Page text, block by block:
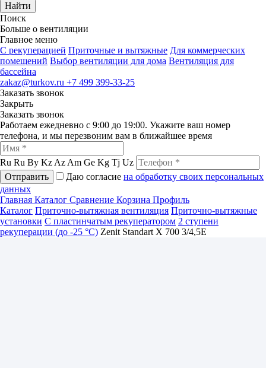
Найти
Поиск
Больше о вентиляции
Главное меню
C рекуперацией Приточные и вытяжные Для коммерческих
помещений Выбор вентиляции для дома Вентиляция для
бассейна
zakaz@turkov.ru +7 499 399-33-25
Заказать звонок
Закрыть
Заказать звонок
Работаем ежедневно с 9:00 до 19:00. Укажите ваш номер
телефона, и мы перезвоним вам в ближайшее время
Ru Ru By Kz Az Am Ge Kg Tj Uz
Отправить
Даю согласие на обработку своих персональных
данных
Главная Каталог Сравнение Корзина Профиль
Каталог Приточно-вытяжная вентиляция Приточно-вытяжные
установки С пластинчатым рекуператором 2 ступени
рекуперации (до -25 °C) Zenit Standart X 700 3/4,5E